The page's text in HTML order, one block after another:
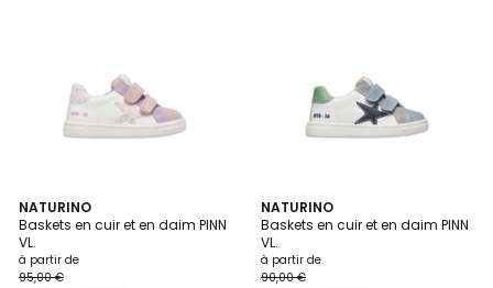
NATURINO
Baskets en cuir et en daim PINN
VL.
à partir de
95,00 €
NATURINO
Baskets en cuir et en daim PINN
VL.
à partir de
90,00 €
2
Couleurs